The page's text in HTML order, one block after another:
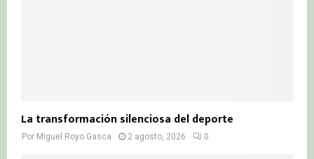
La transformación silenciosa del deporte
Por Miguel Royo Gasca 2 agosto, 2026 0